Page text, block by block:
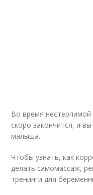
Во время
скоро закончится, и
малыша.
Чтобы узнать, как
делать самомассаж,
тренинги для